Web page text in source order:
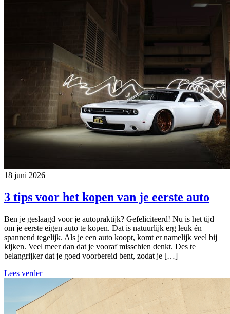
18 juni 2026
3 tips voor het kopen van je eerste auto
Ben je geslaagd voor je autopraktijk? Gefeliciteerd! Nu is het tijd
om je eerste eigen auto te kopen. Dat is natuurlijk erg leuk én
spannend tegelijk. Als je een auto koopt, komt er namelijk veel bij
kijken. Veel meer dan dat je vooraf misschien denkt. Des te
belangrijker dat je goed voorbereid bent, zodat je […]
Lees verder